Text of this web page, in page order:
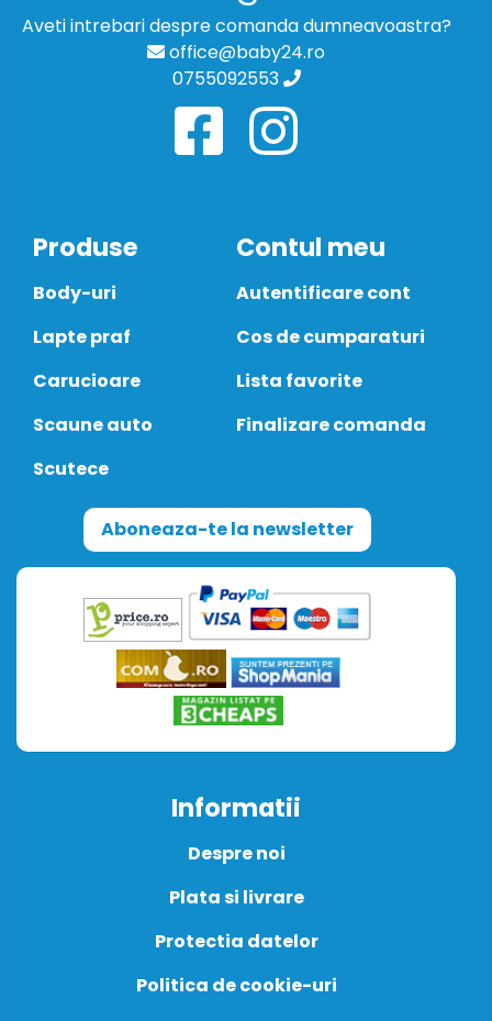
Aveti intrebari despre comanda dumneavoastra?
office@baby24.ro
0755092553
Produse
Body-uri
Lapte praf
Carucioare
Scaune auto
Scutece
Contul meu
Autentificare cont
Cos de cumparaturi
Lista favorite
Finalizare comanda
Aboneaza-te la newsletter
Informatii
Despre noi
Plata si livrare
Protectia datelor
Politica de cookie-uri